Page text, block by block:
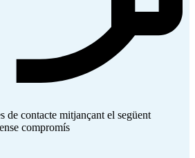
de contacte mitjançant el següent
compromís